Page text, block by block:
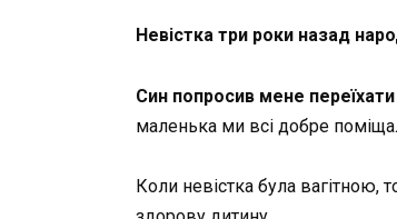
Невістка три роки назад
Син попросив мене
маленька ми всі добре
Коли невістка була вагітною,